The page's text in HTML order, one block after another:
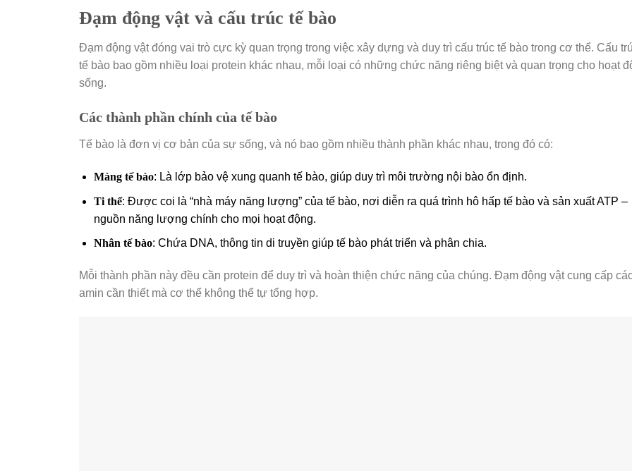
Đạm động vật và cấu trúc tế bào
Đạm động vật đóng vai trò cực kỳ quan trọng trong việc xây dựng và duy trì cấu trúc tế bào trong cơ thể. Cấu
tế bào bao gồm nhiều loại protein khác nhau, mỗi loại có những chức năng riêng biệt và quan trọng cho hoạt
sống.
Các thành phần chính của tế bào
Tế bào là đơn vị cơ bản của sự sống, và nó bao gồm nhiều thành phần khác nhau, trong đó có:
Màng tế bào: Là lớp bảo vệ xung quanh tế bào, giúp duy trì môi trường nội bào ổn định.
Ti thể: Được coi là “nhà máy năng lượng” của tế bào, nơi diễn ra quá trình hô hấp tế bào và sản xuất ATP –
nguồn năng lượng chính cho mọi hoạt động.
Nhân tế bào: Chứa DNA, thông tin di truyền giúp tế bào phát triển và phân chia.
Mỗi thành phần này đều cần protein để duy trì và hoàn thiện chức năng của chúng. Đạm động vật cung cấp
amin cần thiết mà cơ thể không thể tự tổng hợp.